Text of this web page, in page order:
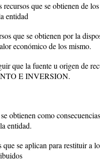
que se obtienen de
entidad
que se obtienen por la
económico de los mismo.
que la fuente u origen de
E INVERSION.
obtienen como
entidad.
se aplican para restituir a